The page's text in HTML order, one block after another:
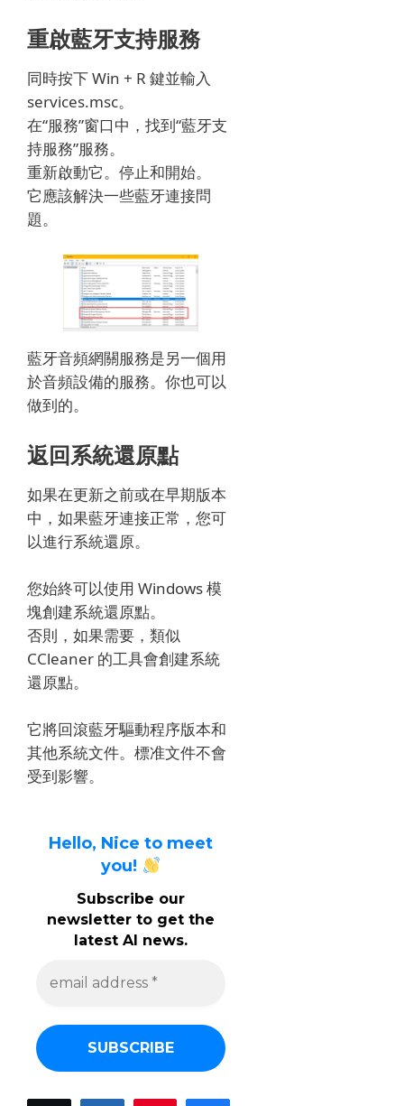
重啟藍牙支持服務
同時按下 Win + R 鍵並輸入
services.msc。
在“服務”窗口中，找到“藍牙支
持服務”服務。
重新啟動它。 停止和開始。
它應該解決一些藍牙連接問
題。
藍牙音頻網關服務是另一個用
於音頻設備的服務。 你也可以
做到的。
返回系統還原點
如果在更新之前或在早期版本
中，如果藍牙連接正常，您可
以進行系統還原。
您始終可以使用 Windows 模
塊創建系統還原點。
否則，如果需要，類似
CCleaner 的工具會創建系統
還原點。
它將回滾藍牙驅動程序版本和
其他系統文件。 標准文件不會
受到影響。
Hello, Nice to meet
you!
Subscribe our
newsletter to get the
latest AI news.
a
d
r